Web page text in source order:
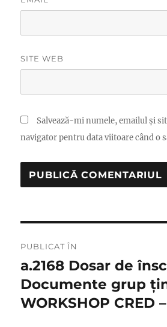
SITE WEB
Salvează-mi numele, emailul și
navigator pentru data viitoare când o
în
articole
PUBLICAT ÎN
a.2168 Dosar de
Documente grup
WORKSHOP CRED